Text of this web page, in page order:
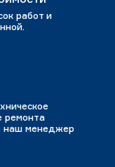
работ и
ремонта
наш менеджер